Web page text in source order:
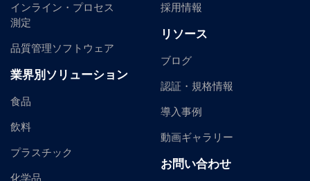
インライン・プロセス
測定
品質管理ソフトウェア
業界別ソリューション
食品
飲料
プラスチック
採用情報
リソース
ブログ
認証・規格情報
導入事例
動画ギャラリー
お問い合わせ